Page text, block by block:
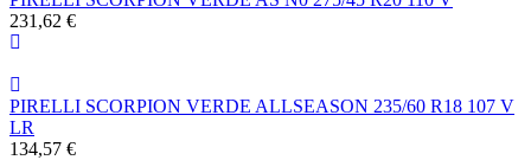
231,62 €
PIRELLI SCORPION VERDE ALLSEASON 235/60 R18 107 V
LR
134,57 €